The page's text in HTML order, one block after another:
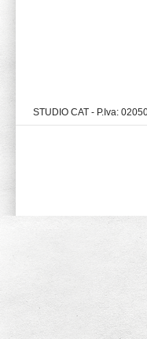
STUDIO CAT - P.Iva: